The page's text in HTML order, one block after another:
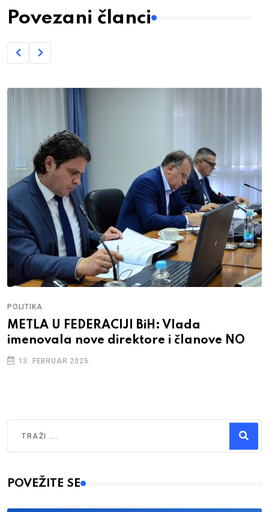
Povezani članci
POLITIKA
METLA U FEDERACIJI BiH: Vlada
imenovala nove direktore i članove NO
13. FEBRUAR 2025.
Type 2 or more characters for results.
POVEŽITE SE